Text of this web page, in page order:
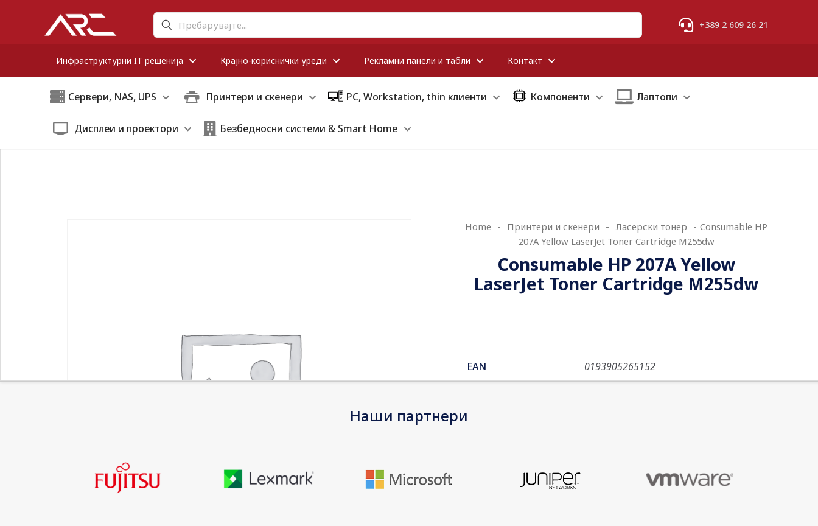
+389 2 609 26 21
Инфраструктурни IT решенија Крајно-кориснички уреди Рекламни панели и табли Контакт
Сервери, NAS, UPS Принтери и скенери PC, Workstation, thin клиенти Компоненти Лаптопи
Дисплеи и проектори Безбедносни системи & Smart Home
Home - Принтери и скенери - Ласерски тонер - Consumable HP
207A Yellow LaserJet Toner Cartridge M255dw
Consumable HP 207A Yellow
LaserJet Toner Cartridge M255dw
EAN
0193905265152
Наши партнери